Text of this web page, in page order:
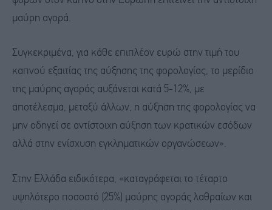
μαύρη αγορά.
Συγκεκριμένα, για κάθε επιπλέον ευρώ στην τιμή του
καπνού εξαιτίας της αύξησης της φορολογίας, το μερίδιο
της μαύρης αγοράς αυξάνεται κατά 5-12%, με
αποτέλεσμα, μεταξύ άλλων, η αύξηση της φορολογίας να
μην οδηγεί σε αντίστοιχη αύξηση των κρατικών εσόδων
αλλά στην ενίσχυση εγκληματικών οργανώσεων».
Στην Ελλάδα ειδικότερα, «καταγράφεται το τέταρτο
υψηλότερο ποσοστό (25%) μαύρης αγοράς λαθραίων και